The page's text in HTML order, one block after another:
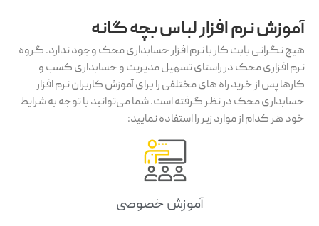
نرم افزار لباس بچه گانه
نگرانی بابت کار با نرم افزار حسابداری محک وجود ندارد. گروه
افزاری محک در راستای تسهیل مدیریت و حسابداری کسب و
پس از خرید راه های مختلفی را برای آموزش کاربران نرم افزار
محک در نظر گرفته است. شما می‌توانید با توجه به شرایط
هر کدام از موارد زیر را استفاده نمایید:
آموزش خصوصی